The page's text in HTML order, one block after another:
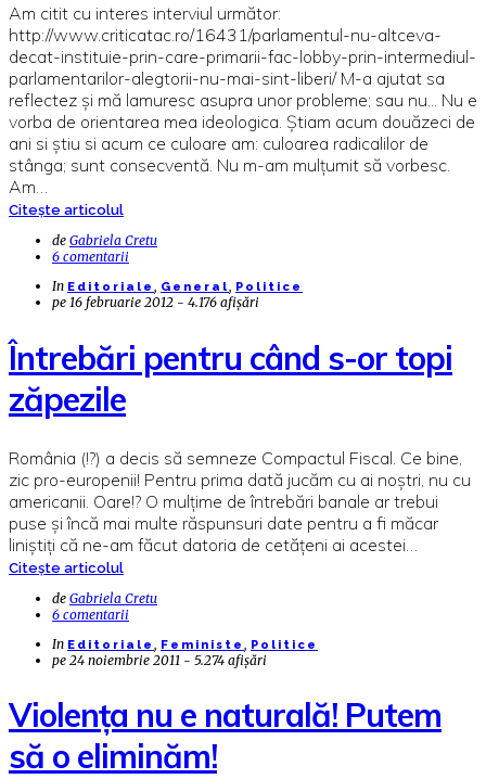
Am citit cu interes interviul următor:
http://www.criticatac.ro/16431/parlamentul-nu-altceva-
decat-instituie-prin-care-primarii-fac-lobby-prin-intermediul-
parlamentarilor-alegtorii-nu-mai-sint-liberi/ M-a ajutat sa
reflectez și mă lamuresc asupra unor probleme; sau nu... Nu e
vorba de orientarea mea ideologica. Știam acum douăzeci de
ani si știu si acum ce culoare am: culoarea radicalilor de
stânga; sunt consecventă. Nu m-am mulțumit să vorbesc.
Am…
Citește articolul
de Gabriela Cretu
6 comentarii
In Editoriale , General , Politice
pe 16 februarie 2012 - 4.176 afișări
Întrebări pentru când s-or topi
zăpezile
România (!?) a decis să semneze Compactul Fiscal. Ce bine,
zic pro-europenii! Pentru prima dată jucăm cu ai noștri, nu cu
americanii. Oare!? O mulțime de întrebări banale ar trebui
puse și încă mai multe răspunsuri date pentru a fi măcar
liniștiți că ne-am făcut datoria de cetățeni ai acestei…
Citește articolul
de Gabriela Cretu
6 comentarii
In Editoriale , Feministe , Politice
pe 24 noiembrie 2011 - 5.274 afișări
Violența nu e naturală! Putem
să o eliminăm!